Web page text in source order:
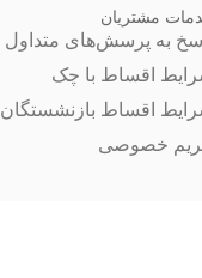
مشتریان
به پرسش‌های متداول
اقساط با چک
اقساط بازنشستگان
خصوصی